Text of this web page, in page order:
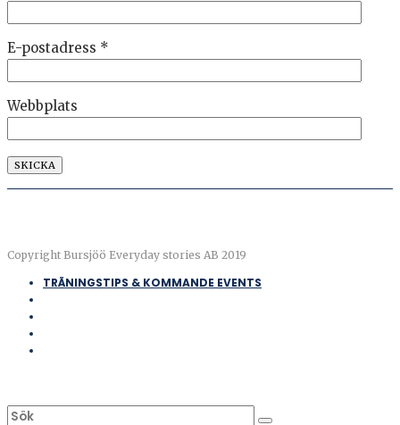
E-postadress *
Webbplats
Copyright Bursjöö Everyday stories AB 2019
TRÄNINGSTIPS & KOMMANDE EVENTS